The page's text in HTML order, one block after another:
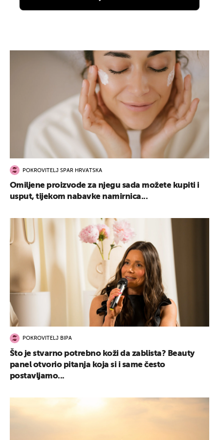
POKROVITELJ SPAR HRVATSKA
Omiljene proizvode za njegu sada možete kupiti i
usput, tijekom nabavke namirnica...
POKROVITELJ BIPA
Što je stvarno potrebno koži da zablista? Beauty
panel otvorio pitanja koja si i same često
postavljamo...
UKLJUČITE NOTIFIKACIJE